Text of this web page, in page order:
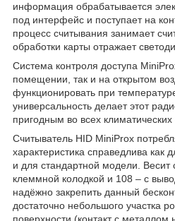
информация обрабатывается
под интерфейс и поступает на
процесс считывания занимает
обработки карты отражает
Система контроля доступа
помещении, так и на открытом
функционировать при
универсальность делает этот
пригодным во всех
Считыватель HID MiniProx
характеристика справедлива как
и для стандартной модели. Весит
клеммной колодкой и 108 – с
надёжно закрепить данный
достаточно небольшого участка